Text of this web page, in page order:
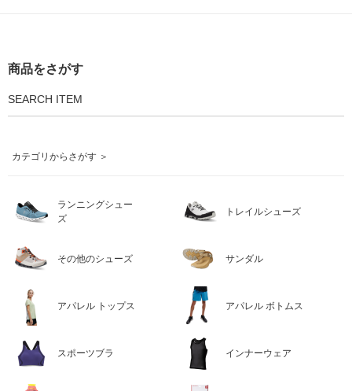
商品をさがす
SEARCH ITEM
カテゴリからさがす ＞
ランニングシュー
ズ
トレイルシューズ
その他のシューズ サンダル
アパレル トップス アパレル ボトムス
スポーツブラ インナーウェア